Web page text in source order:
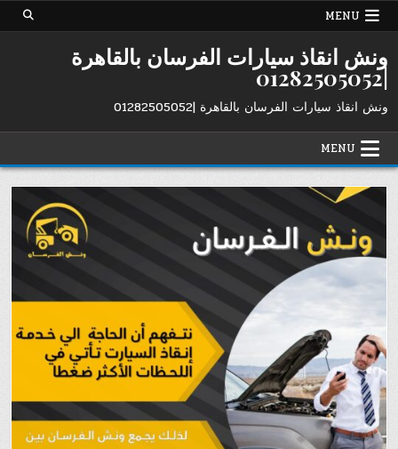
Skip
MENU
ونش انقاذ سيارات الفرسان بالقاهرة
|01282505052
ونش انقاذ سيارات الفرسان بالقاهرة |01282505052
MENU